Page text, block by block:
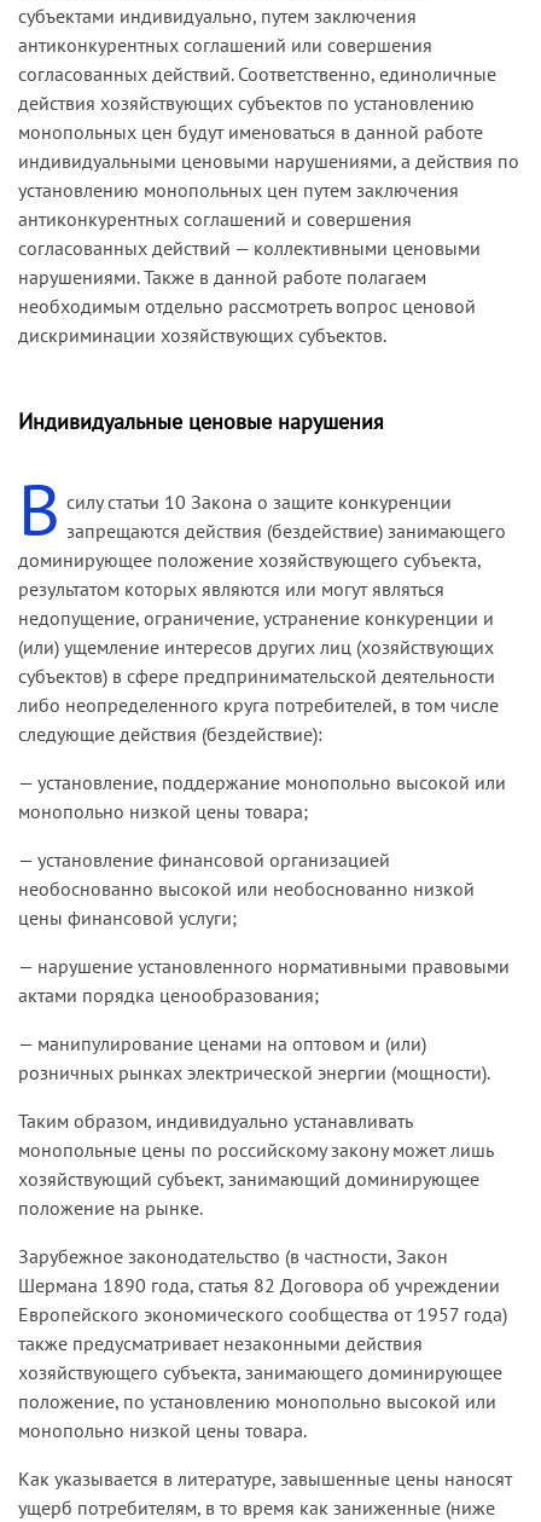
субъектами индивидуально, путем заключения
антиконкурентных соглашений или совершения
согласованных действий. Соответственно, единоличные
действия хозяйствующих субъектов по установлению
монопольных цен будут именоваться в данной работе
индивидуальными ценовыми нарушениями, а действия по
установлению монопольных цен путем заключения
антиконкурентных соглашений и совершения
согласованных действий — коллективными ценовыми
нарушениями. Также в данной работе полагаем
необходимым отдельно рассмотреть вопрос ценовой
дискриминации хозяйствующих субъектов.
Индивидуальные ценовые нарушения
В силу статьи 10 Закона о защите конкуренции
запрещаются действия (бездействие) занимающего
доминирующее положение хозяйствующего субъекта,
результатом которых являются или могут являться
недопущение, ограничение, устранение конкуренции и
(или) ущемление интересов других лиц (хозяйствующих
субъектов) в сфере предпринимательской деятельности
либо неопределенного круга потребителей, в том числе
следующие действия (бездействие):
— установление, поддержание монопольно высокой или
монопольно низкой цены товара;
— установление финансовой организацией
необоснованно высокой или необоснованно низкой
цены финансовой услуги;
— нарушение установленного нормативными правовыми
актами порядка ценообразования;
— манипулирование ценами на оптовом и (или)
розничных рынках электрической энергии (мощности).
Таким образом, индивидуально устанавливать
монопольные цены по российскому закону может лишь
хозяйствующий субъект, занимающий доминирующее
положение на рынке.
Зарубежное законодательство (в частности, Закон
Шермана 1890 года, статья 82 Договора об учреждении
Европейского экономического сообщества от 1957 года)
также предусматривает незаконными действия
хозяйствующего субъекта, занимающего доминирующее
положение, по установлению монопольно высокой или
монопольно низкой цены товара.
Как указывается в литературе, завышенные цены наносят
ущерб потребителям, в то время как заниженные (ниже